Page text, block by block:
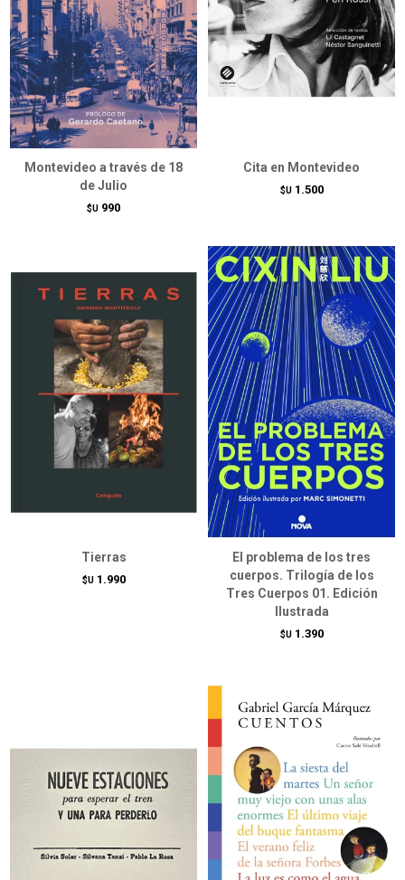
Montevideo a través de 18
de Julio
$U 990
Cita en Montevideo
$U 1.500
Tierras
$U 1.990
El problema de los tres
cuerpos. Trilogía de los
Tres Cuerpos 01. Edición
Ilustrada
$U 1.390